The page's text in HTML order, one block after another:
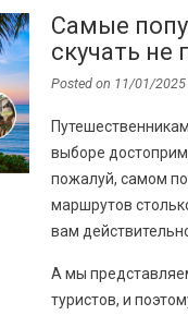
Самые
скучать не
Posted on 11/01/2025
выборе
пожалуй, самом
маршрутов
вам
А мы
туристов, и